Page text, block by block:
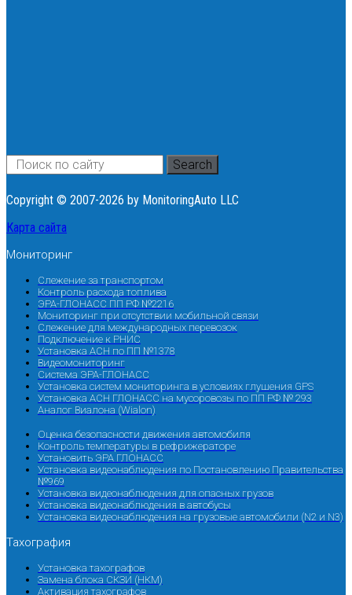
Search
Copyright © 2007-2026 by MonitoringAuto LLC
Карта сайта
Мониторинг
Слежение за транспортом
Контроль расхода топлива
ЭРА-ГЛОНАСС ПП РФ №2216
Мониторинг при отсутствии мобильной связи
Слежение для международных перевозок
Подключение к РНИС
Установка АСН по ПП №1378
Видеомониторинг
Система ЭРА-ГЛОНАСС
Установка систем мониторинга в условиях глушения GPS
Установка АСН ГЛОНАСС на мусоровозы по ПП РФ № 293
Аналог Виалона (Wialon)
Оценка безопасности движения автомобиля
Контроль температуры в рефрижераторе
Установить ЭРА ГЛОНАСС
Установка видеонаблюдения по Постановлению Правительства
№969
Установка видеонаблюдения для опасных грузов
Установка видеонаблюдения в автобусы
Установка видеонаблюдения на грузовые автомобили (N2 и N3)
Тахография
Установка тахографов
Замена блока СКЗИ (НКМ)
Активация тахографов